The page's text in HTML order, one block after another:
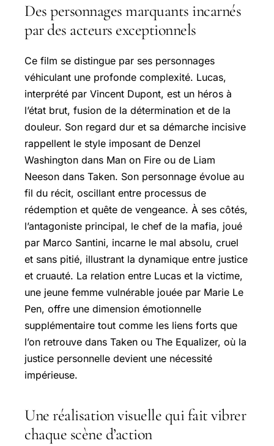
Des personnages marquants incarnés
par des acteurs exceptionnels
Ce film se distingue par ses personnages
véhiculant une profonde complexité. Lucas,
interprété par Vincent Dupont, est un héros à
l’état brut, fusion de la détermination et de la
douleur. Son regard dur et sa démarche incisive
rappellent le style imposant de Denzel
Washington dans Man on Fire ou de Liam
Neeson dans Taken. Son personnage évolue au
fil du récit, oscillant entre processus de
rédemption et quête de vengeance. À ses côtés,
l’antagoniste principal, le chef de la mafia, joué
par Marco Santini, incarne le mal absolu, cruel
et sans pitié, illustrant la dynamique entre justice
et cruauté. La relation entre Lucas et la victime,
une jeune femme vulnérable jouée par Marie Le
Pen, offre une dimension émotionnelle
supplémentaire tout comme les liens forts que
l’on retrouve dans Taken ou The Equalizer, où la
justice personnelle devient une nécessité
impérieuse.
Une réalisation visuelle qui fait vibrer
chaque scène d’action